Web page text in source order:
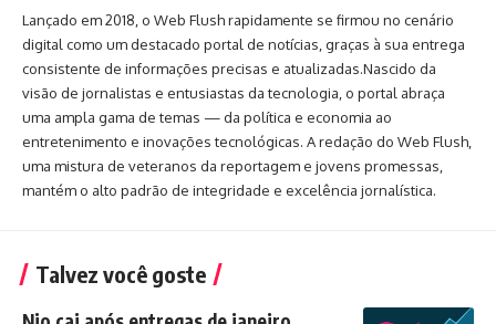
Lançado em 2018, o Web Flush rapidamente se firmou no cenário
digital como um destacado portal de notícias, graças à sua entrega
consistente de informações precisas e atualizadas.Nascido da
visão de jornalistas e entusiastas da tecnologia, o portal abraça
uma ampla gama de temas — da política e economia ao
entretenimento e inovações tecnológicas. A redação do Web Flush,
uma mistura de veteranos da reportagem e jovens promessas,
mantém o alto padrão de integridade e excelência jornalística.
Talvez você goste